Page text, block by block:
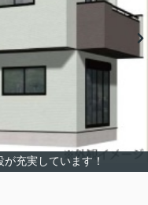
が充実しています！